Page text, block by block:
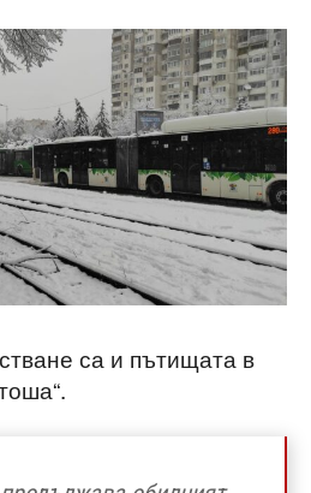
са и пътищата в